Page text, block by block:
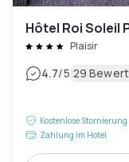
Hôtel Roi Soleil
Plaisir
4.7/5|29
Kostenlose Stornierung
Zahlung im Hotel